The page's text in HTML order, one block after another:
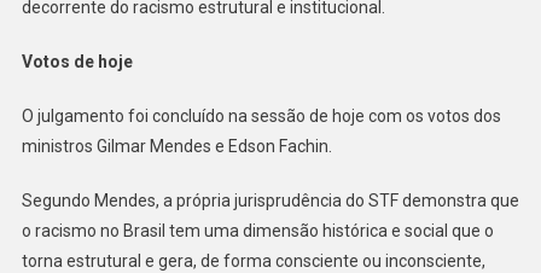
decorrente do racismo estrutural e institucional.
Votos de hoje
O julgamento foi concluído na sessão de hoje com os votos dos
ministros Gilmar Mendes e Edson Fachin.
Segundo Mendes, a própria jurisprudência do STF demonstra que
o racismo no Brasil tem uma dimensão histórica e social que o
torna estrutural e gera, de forma consciente ou inconsciente,